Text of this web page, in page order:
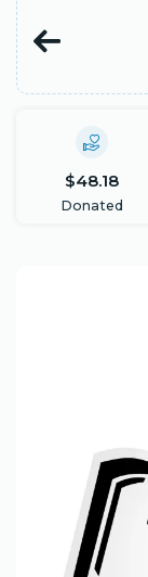
$48.18
Donated